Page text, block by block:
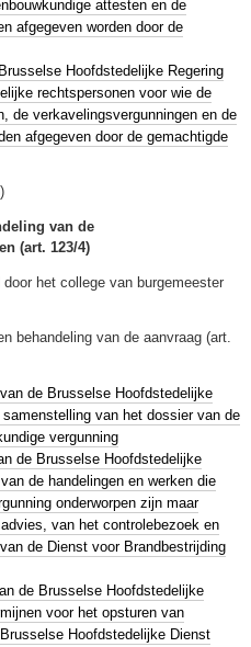
attesten en de
afgegeven worden door de
Hoofdstedelijke Regering
rechtspersonen voor wie de
de verkavelingsvergunningen en de
afgegeven door de gemachtigde
van de
(art. 123/4)
het college van burgemeester
behandeling van de aanvraag (art.
de Brusselse Hoofdstedelijke
van het dossier van de
vergunning
de Brusselse Hoofdstedelijke
de handelingen en werken die
onderworpen zijn maar
van het controlebezoek en
de Dienst voor Brandbestrijding
de Brusselse Hoofdstedelijke
voor het opsturen van
Hoofdstedelijke Dienst